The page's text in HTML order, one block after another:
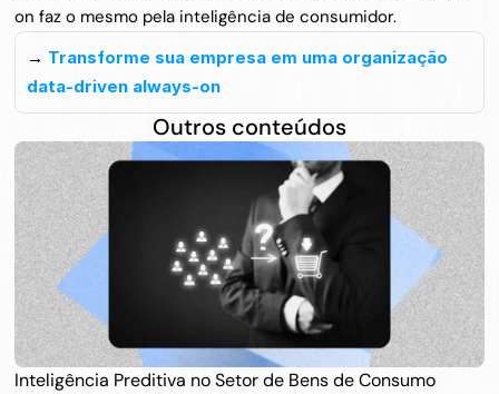
on faz o mesmo pela inteligência de consumidor.
→ Transforme sua empresa em uma organização
data-driven always-on
Outros conteúdos
Inteligência Preditiva no Setor de Bens de Consumo